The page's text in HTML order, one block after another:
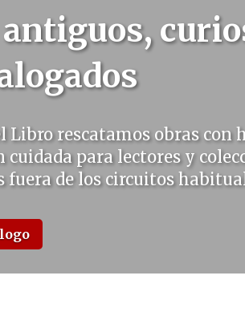
Libro rescatamos obras
cuidada para lectores y
de los circuitos